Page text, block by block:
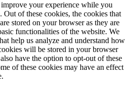
your experience while you
Out of these cookies, the cookies that
stored on your browser as they are
functionalities of the website. We
help us analyze and understand how
will be stored in your browser
have the option to opt-out of these
of these cookies may have an effect